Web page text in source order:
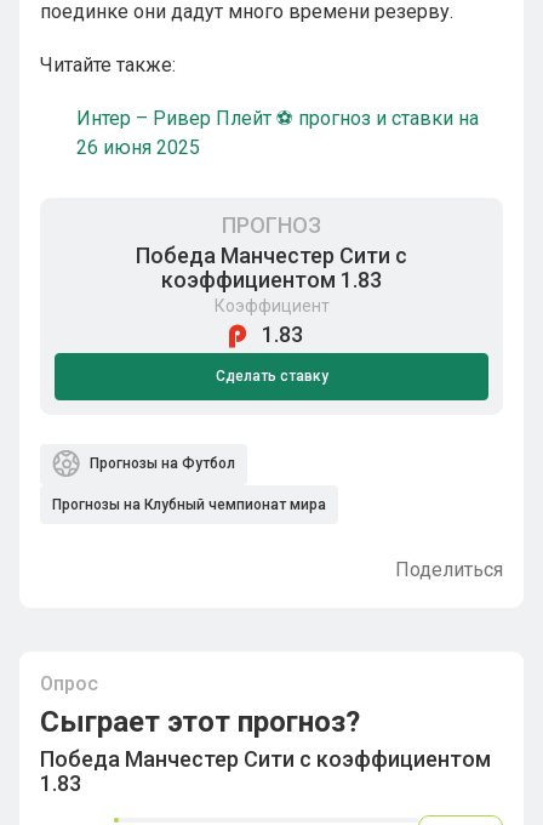
поединке они дадут много времени резерву.
Читайте также:
Интер – Ривер Плейт ⚽ прогноз и ставки на
26 июня 2025
ПРОГНОЗ
Победа Манчестер Сити с
коэффициентом 1.83
Коэффициент
1.83
Сделать ставку
Прогнозы на Футбол
Прогнозы на Клубный чемпионат мира
Поделиться
Опрос
Сыграет этот прогноз?
Победа Манчестер Сити с коэффициентом
1.83